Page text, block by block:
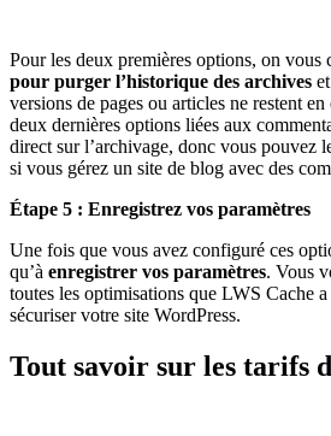
Pour les deux premières options, on vous
pour purger l’historique des archives
versions de pages ou articles ne restent
deux dernières options liées aux
direct sur l’archivage, donc vous pouvez
si vous gérez un site de blog avec des
Étape 5 : Enregistrez vos paramètres
Une fois que vous avez configuré ces
qu’à enregistrer vos paramètres. Vous
toutes les optimisations que LWS Cache
sécuriser votre site WordPress.
Tout savoir sur les tarifs